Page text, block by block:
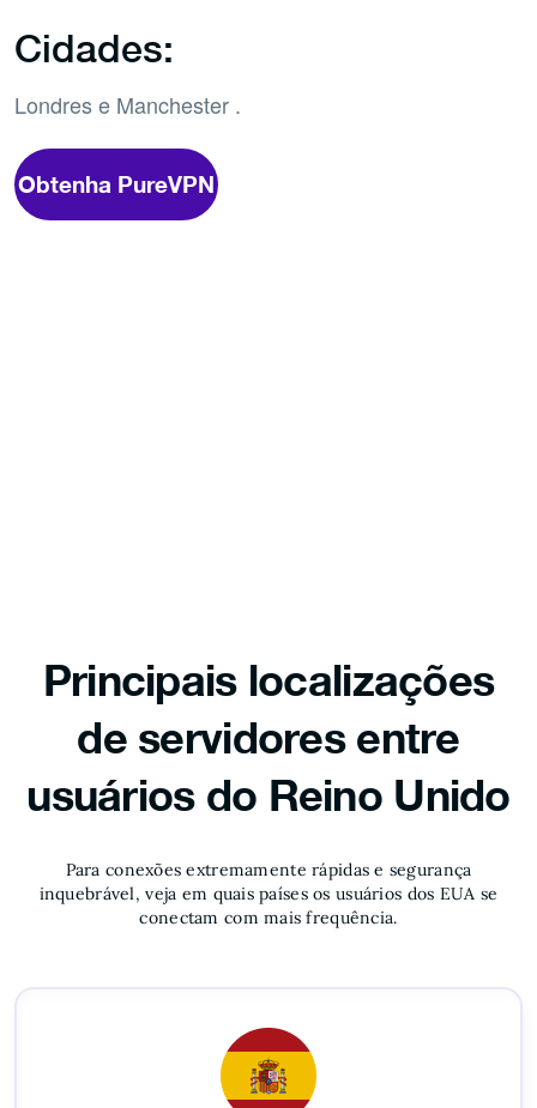
Cidades:
Londres e Manchester .
Obtenha PureVPN
Principais localizações
de servidores entre
usuários do Reino Unido
Para conexões extremamente rápidas e segurança
inquebrável, veja em quais países os usuários dos EUA se
conectam com mais frequência.